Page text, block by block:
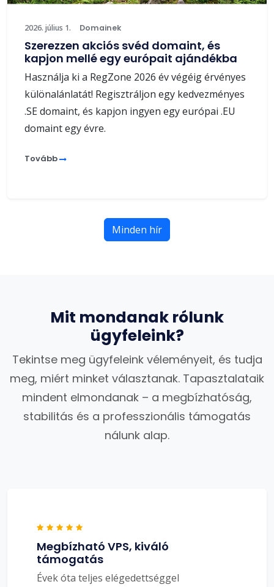
2026. július 1. Domainek
Szerezzen akciós svéd domaint, és
kapjon mellé egy európait ajándékba
Használja ki a RegZone 2026 év végéig érvényes
különalánlatát! Regisztráljon egy kedvezményes
.SE domaint, és kapjon ingyen egy európai .EU
domaint egy évre.
Tovább
Minden hír
Mit mondanak rólunk
ügyfeleink?
Tekintse meg ügyfeleink véleményeit, és tudja
meg, miért minket választanak. Tapasztalataik
mindent elmondanak – a megbízhatóság,
stabilitás és a professzionális támogatás
nálunk alap.
Megbízható VPS, kiváló
támogatás
Évek óta teljes elégedettséggel